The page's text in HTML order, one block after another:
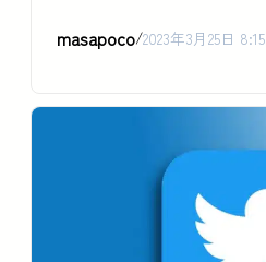
masapoco/2023年3月25日 8:15